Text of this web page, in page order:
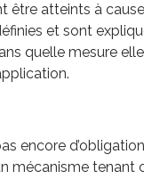
être atteints à
et sont
quelle mesure
encore
mécanisme